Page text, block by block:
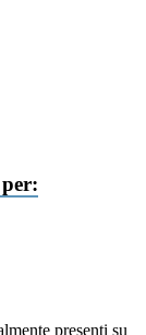
presenti su